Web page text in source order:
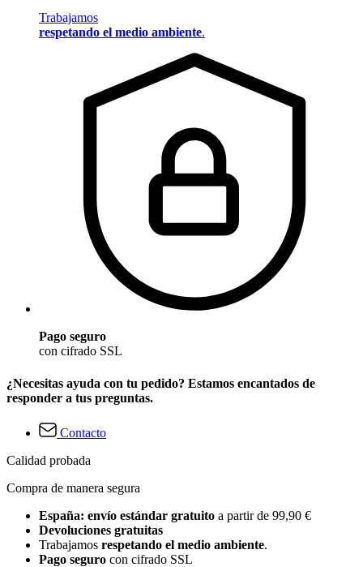
Trabajamos
respetando el medio ambiente.
Pago seguro
con cifrado SSL
¿Necesitas ayuda con tu pedido? Estamos encantados de
responder a tus preguntas.
Contacto
Calidad probada
Compra de manera segura
España: envío estándar gratuito a partir de 99,90 €
Devoluciones gratuitas
Trabajamos respetando el medio ambiente.
Pago seguro con cifrado SSL